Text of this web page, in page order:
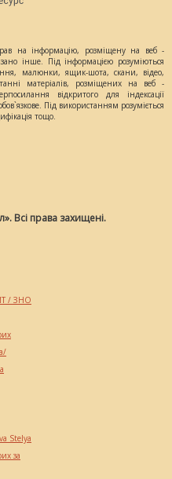
на інформацію, розміщену на веб -
інше. Під інформацією розуміються
малюнки, ящик-шота, скани, відео,
матеріалів, розміщених на веб -
відкритого для індексації
Під використанням розуміється
тощо.
Всі права захищені.
/ ЗНО
Stelya
за